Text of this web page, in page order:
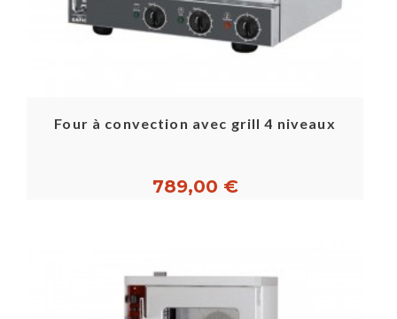
Four à convection avec grill 4 niveaux
789,00 €